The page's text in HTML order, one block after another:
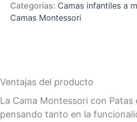
Categorías: Camas infantiles a
Camas Montessori
Ventajas del producto
La Cama Montessori con Patas
pensando tanto en la